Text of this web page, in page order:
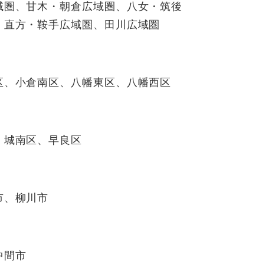
、甘木・朝倉広域圏、八女・筑後
方・鞍手広域圏、田川広域圏
小倉南区、八幡東区、八幡西区
南区、早良区
、柳川市
間市